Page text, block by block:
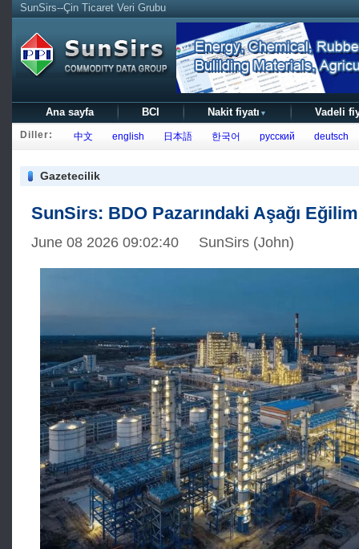
SunSirs--Çin Ticaret Veri Grubu
Ana sayfa BCI Nakit fiyatı ▼ Vadeli
Diller: 中文 english 日本語 한국어 русский deutsch
Gazetecilik
SunSirs: BDO Pazarındaki Aşağı
June 08 2026 09:02:40 SunSirs (John)